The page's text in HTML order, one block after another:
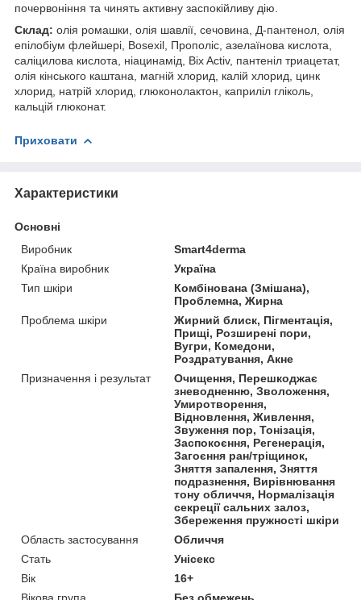
почервоніння та чинять активну заспокійливу дію.
Склад: олія ромашки, олія шавлії, сечовина, Д-пантенол, олія
епілобіум флейшері, Bosexil, Прополіс, азелаїнова кислота,
саліцилова кислота, ніацинамід, Bix Activ, пантеніл триацетат,
олія кінського каштана, магній хлорид, калій хлорид, цинк
хлорид, натрій хлорид, глюконолактон, каприліл гліколь,
кальцій глюконат.
Приховати
Характеристики
Основні
Виробник
Smart4derma
Країна виробник
Україна
Тип шкіри
Комбінована (Змішана),
Проблемна, Жирна
Проблема шкіри
Жирний блиск, Пігментація,
Прищі, Розширені пори,
Вугри, Комедони,
Роздратування, Акне
Призначення і результат
Очищення, Перешкоджає
зневодненню, Зволоження,
Умиротворення,
Відновлення, Живлення,
Звуження пор, Тонізація,
Заспокоєння, Регенерація,
Загоєння ран/тріщинок,
Зняття запалення, Зняття
подразнення, Вирівнювання
тону обличчя, Нормалізація
секреції сальних залоз,
Збереження пружності шкіри
Область застосування
Обличчя
Стать
Унісекс
Вік
16+
Вікова група
Без обмежень